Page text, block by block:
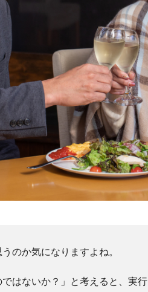
のか気になりますよね。
はないか？」と考えると、実